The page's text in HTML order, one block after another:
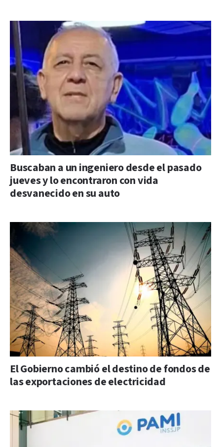
Buscaban a un ingeniero desde el pasado
jueves y lo encontraron con vida
desvanecido en su auto
El Gobierno cambió el destino de fondos de
las exportaciones de electricidad